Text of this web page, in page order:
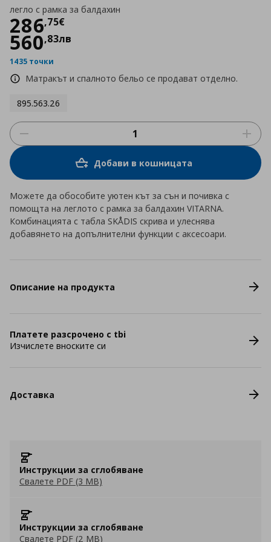
легло с рамка за балдахин
286,75€
Цена286,75 €
560,83лв
1435 точки
Матракът и спалното бельо се продават отделно.
895.563.26
Добави в кошницата
Можете да обособите уютен кът за сън и почивка с
помощта на леглото с рамка за балдахин VITARNA.
Комбинацията с табла SKÅDIS скрива и улеснява
добавянето на допълнителни функции с аксесоари.
Описание на продукта
Платете разсрочено с tbi
Изчислете вноските си
Доставка
Инструкции за сглобяване
Свалете PDF (3 MB)
Инструкции за сглобяване
Свалете PDF (2 MB)